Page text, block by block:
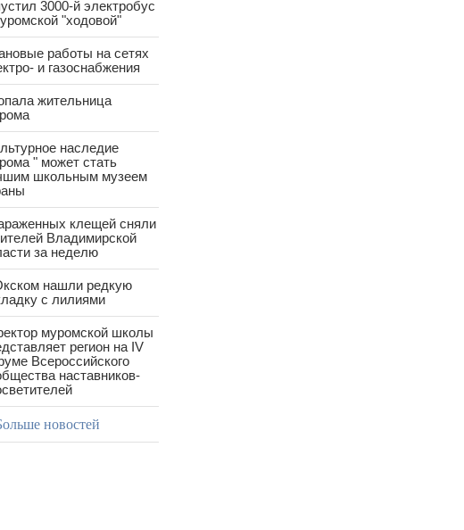
3000-й электробус
"ходовой"
работы на сетях
и газоснабжения
жительница
наследие
" может стать
школьным музеем
клещей сняли
Владимирской
за неделю
нашли редкую
с лилиями
муромской школы
регион на IV
Всероссийского
наставников-
новостей